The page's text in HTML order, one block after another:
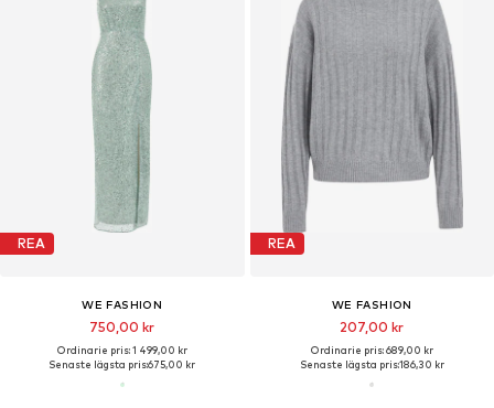
REA
WE FASHION
750,00 kr
Ordinarie pris: 1 499,00 kr
Senaste lägsta pris:675,00 kr
REA
WE FASHION
207,00 kr
Ordinarie pris: 689,00 kr
Senaste lägsta pris:186,30 kr